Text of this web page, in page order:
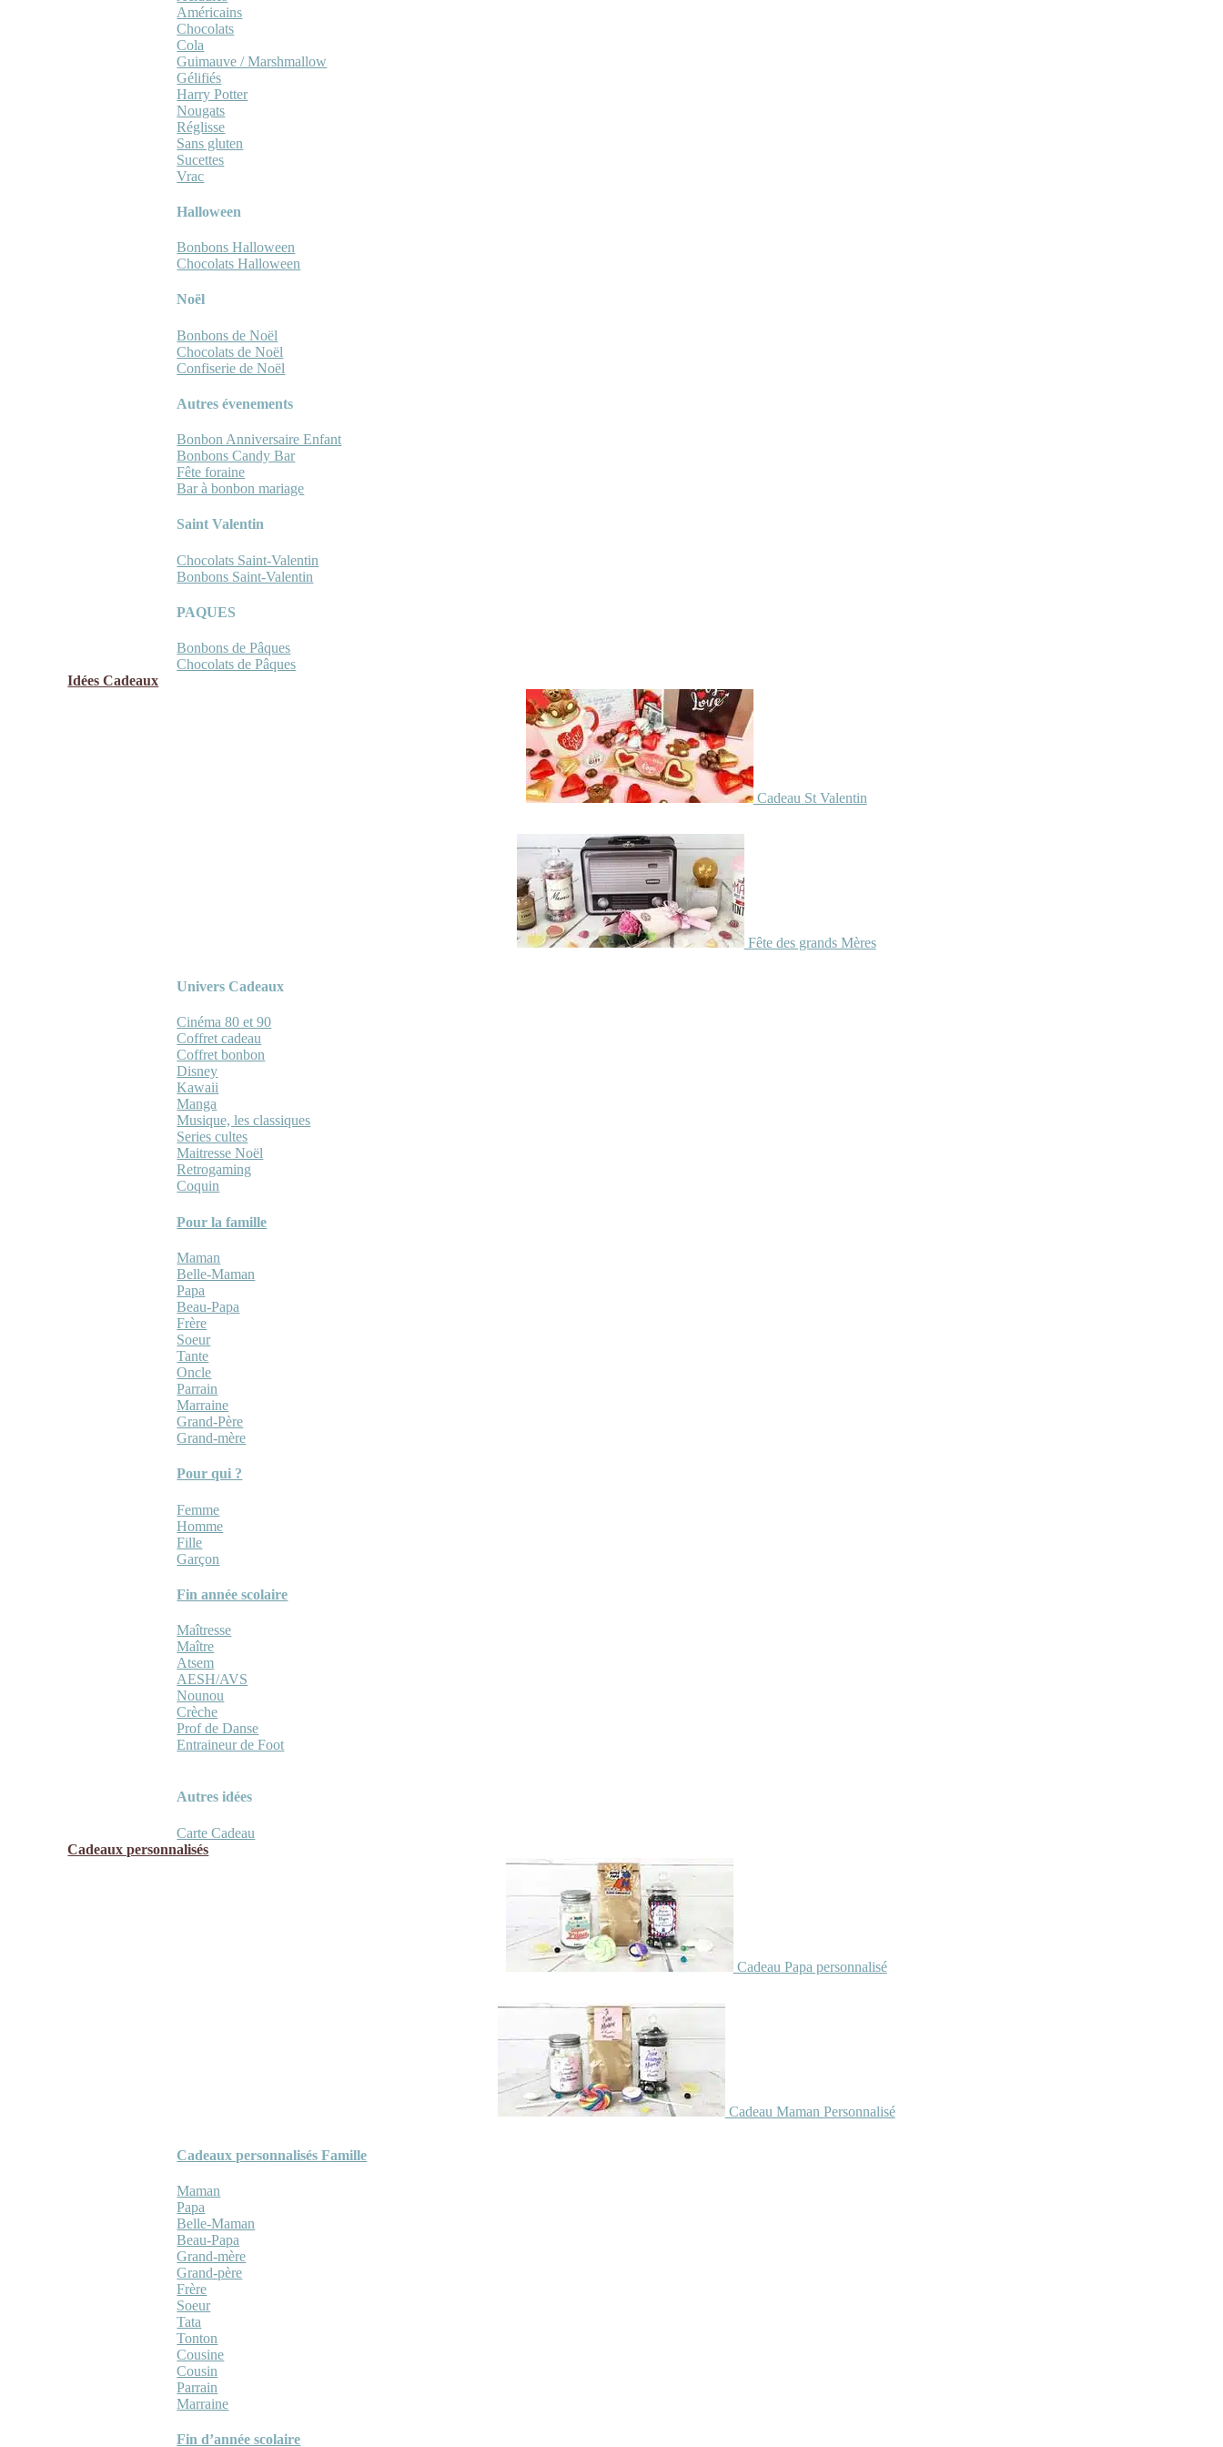
Américains
Chocolats
Cola
Guimauve / Marshmallow
Gélifiés
Harry Potter
Nougats
Réglisse
Sans gluten
Sucettes
Vrac
Halloween
Bonbons Halloween
Chocolats Halloween
Noël
Bonbons de Noël
Chocolats de Noël
Confiserie de Noël
Autres évenements
Bonbon Anniversaire Enfant
Bonbons Candy Bar
Fête foraine
Bar à bonbon mariage
Saint Valentin
Chocolats Saint-Valentin
Bonbons Saint-Valentin
PAQUES
Bonbons de Pâques
Chocolats de Pâques
Idées Cadeaux
Cadeau St Valentin
Fête des grands Mères
Univers Cadeaux
Cinéma 80 et 90
Coffret cadeau
Coffret bonbon
Disney
Kawaii
Manga
Musique, les classiques
Series cultes
Maitresse Noël
Retrogaming
Coquin
Pour la famille
Maman
Belle-Maman
Papa
Beau-Papa
Frère
Soeur
Tante
Oncle
Parrain
Marraine
Grand-Père
Grand-mère
Pour qui ?
Femme
Homme
Fille
Garçon
Fin année scolaire
Maîtresse
Maître
Atsem
AESH/AVS
Nounou
Crèche
Prof de Danse
Entraineur de Foot
Autres idées
Carte Cadeau
Cadeaux personnalisés
Cadeau Papa personnalisé
Cadeau Maman Personnalisé
Cadeaux personnalisés Famille
Maman
Papa
Belle-Maman
Beau-Papa
Grand-mère
Grand-père
Frère
Soeur
Tata
Tonton
Cousine
Cousin
Parrain
Marraine
Fin d’année scolaire